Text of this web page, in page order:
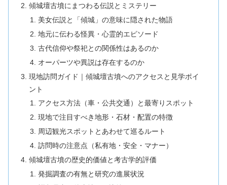
傾城壇古墳にまつわる伝説とミステリー
美女伝説と「傾城」の意味に隠された物語
地元に伝わる怪異・心霊的エピソード
古代信仰や祭祀との関係性はあるのか
オーパーツや異説は存在するのか
現地訪問ガイド｜傾城壇古墳へのアクセスと見学ポイ
ント
アクセス方法（車・公共交通）と最寄りスポット
現地で注目すべき地形・石材・配置の特徴
周辺観光スポットとあわせて巡るルート
訪問時の注意点（私有地・安全・マナー）
傾城壇古墳の歴史的価値と考古学的評価
発掘調査の有無と研究の進展状況